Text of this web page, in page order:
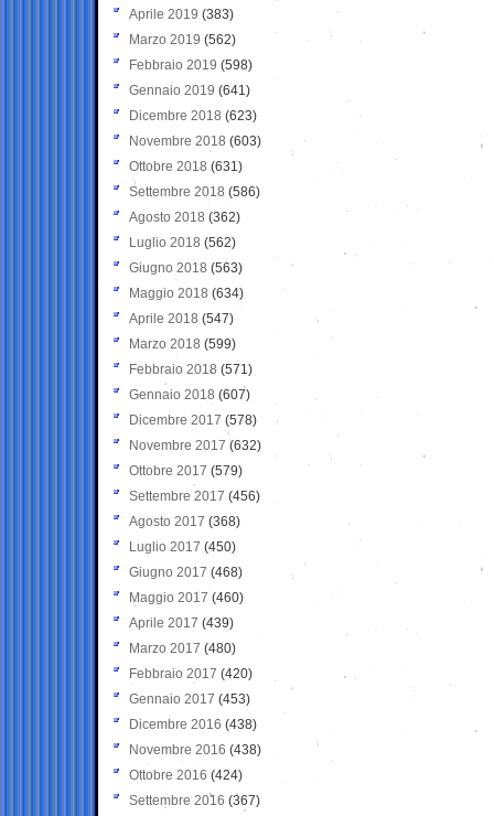
Aprile 2019 (383)
Marzo 2019 (562)
Febbraio 2019 (598)
Gennaio 2019 (641)
Dicembre 2018 (623)
Novembre 2018 (603)
Ottobre 2018 (631)
Settembre 2018 (586)
Agosto 2018 (362)
Luglio 2018 (562)
Giugno 2018 (563)
Maggio 2018 (634)
Aprile 2018 (547)
Marzo 2018 (599)
Febbraio 2018 (571)
Gennaio 2018 (607)
Dicembre 2017 (578)
Novembre 2017 (632)
Ottobre 2017 (579)
Settembre 2017 (456)
Agosto 2017 (368)
Luglio 2017 (450)
Giugno 2017 (468)
Maggio 2017 (460)
Aprile 2017 (439)
Marzo 2017 (480)
Febbraio 2017 (420)
Gennaio 2017 (453)
Dicembre 2016 (438)
Novembre 2016 (438)
Ottobre 2016 (424)
Settembre 2016 (367)